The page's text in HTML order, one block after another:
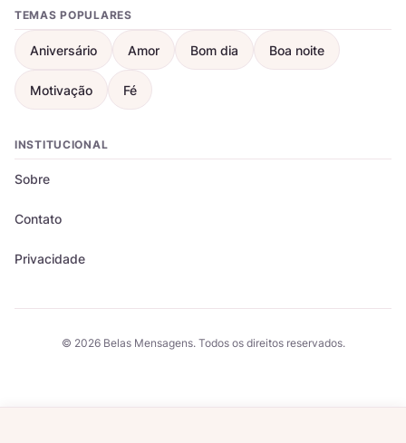
TEMAS POPULARES
Aniversário Amor Bom dia Boa noite
Motivação Fé
INSTITUCIONAL
Sobre
Contato
Privacidade
© 2026 Belas Mensagens. Todos os direitos reservados.